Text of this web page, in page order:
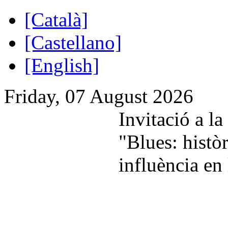
[Català]
[Castellano]
[English]
Friday, 07 August 2026
Invitació a la
"Blues:
influència en